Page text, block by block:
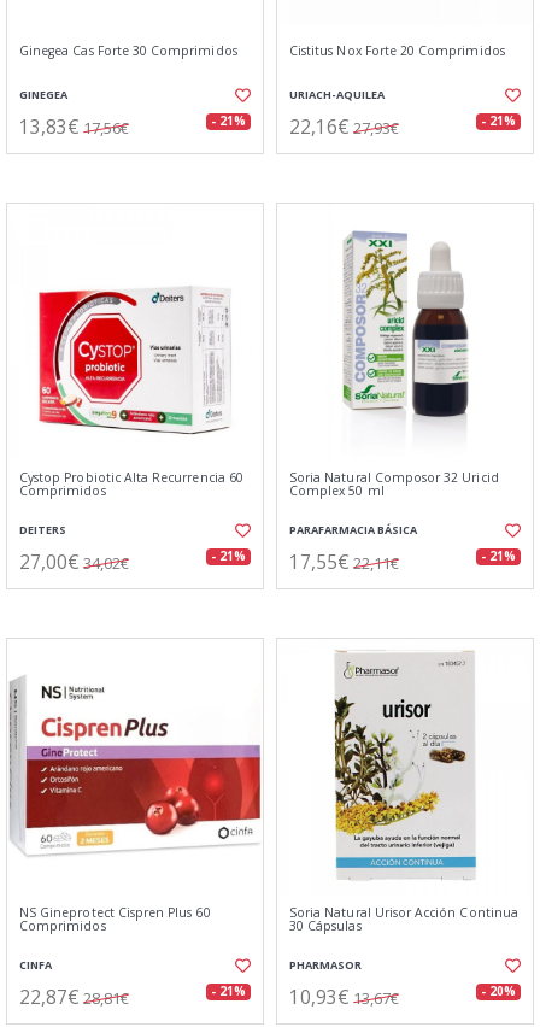
Ginegea Cas Forte 30 Comprimidos
GINEGEA
13,83€ 17,56€ - 21%
Cistitus Nox Forte 20 Comprimidos
URIACH-AQUILEA
22,16€ 27,93€ - 21%
Cystop Probiotic Alta Recurrencia 60
Comprimidos
DEITERS
27,00€ 34,02€ - 21%
Soria Natural Composor 32 Uricid
Complex 50 ml
PARAFARMACIA BÁSICA
17,55€ 22,11€ - 21%
NS Gineprotect Cispren Plus 60
Comprimidos
CINFA
22,87€ 28,81€ - 21%
Soria Natural Urisor Acción Continua
30 Cápsulas
PHARMASOR
10,93€ 13,67€ - 20%